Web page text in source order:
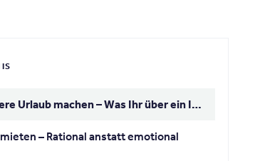
Vermieten, wo andere Urlaub machen – Was Ihr über ein Investment in eine Ferienimmobilie im Ausland wissen solltet.
– Rational anstatt emotional